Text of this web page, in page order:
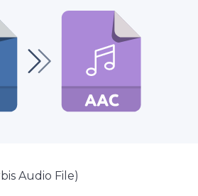
Audio File)